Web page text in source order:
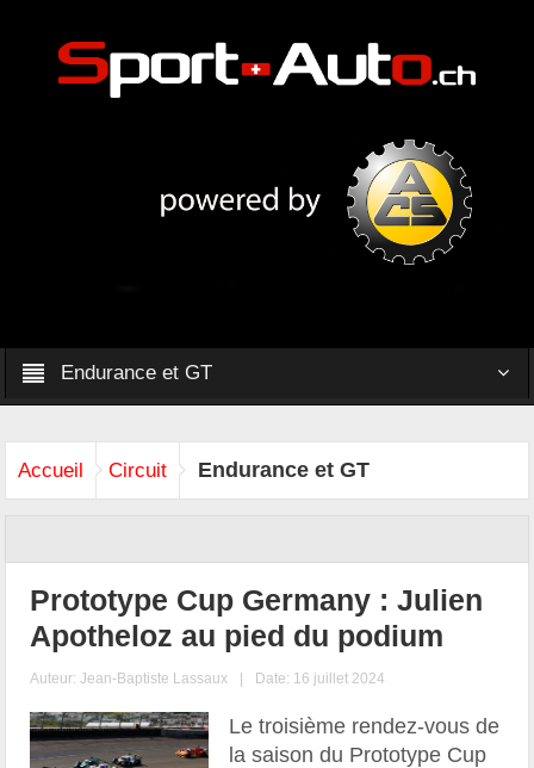
Endurance et GT
Accueil Circuit Endurance et GT
Prototype Cup Germany : Julien
Apotheloz au pied du podium
Auteur:Jean-Baptiste Lassaux | Date: 16 juillet 2024
Le troisième rendez-vous de
la saison du Prototype Cup